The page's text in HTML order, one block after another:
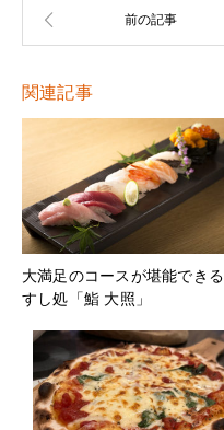
関連記事
大満足のコースが堪能できる
すし処「鮨 大照」